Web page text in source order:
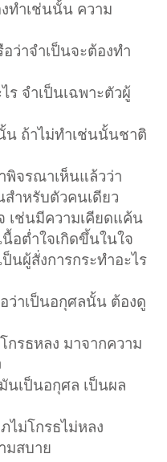
ทำเช่นนั้น ความ
ว่าจำเป็นจะต้องทำ
ร จำเป็นเฉพาะตัวผู้
น ถ้าไม่ทำเช่นนั้นชาติ
พิจรณาเห็นแล้วว่า
ำหรับตัวคนเดียว
เช่นมีความเคียดแค้น
อต่ำใจเกิดขึ้นในใจ
นผู้สั่งการกระทำอะไร
ว่าเป็นอกุศลนั้น ต้องดู
กรธหลง มาจากความ
นเป็นอกุศล เป็นผล
ไม่โกรธไม่หลง
มสบาย